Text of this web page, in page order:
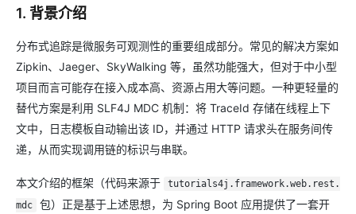
1. 背景介绍
分布式追踪是微服务可观测性的重要组成部分。常见的解决方案如
Zipkin、Jaeger、SkyWalking 等，虽然功能强大，但对于中小型
项目而言可能存在接入成本高、资源占用大等问题。一种更轻量的
替代方案是利用 SLF4J MDC 机制：将 TraceId 存储在线程上下
文中，日志模板自动输出该 ID，并通过 HTTP 请求头在服务间传
递，从而实现调用链的标识与串联。
本文介绍的框架（代码来源于
tutorials4j.framework.web.rest.
mdc
包）正是基于上述思想，为 Spring Boot 应用提供了一套开